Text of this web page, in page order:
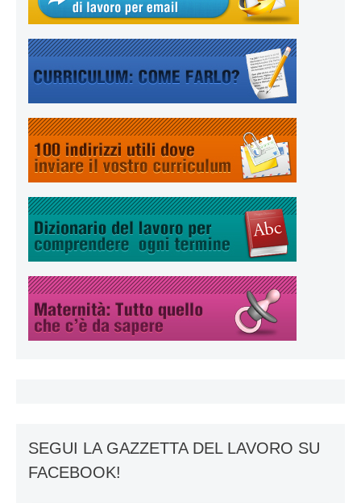
SEGUI LA GAZZETTA DEL LAVORO SU
FACEBOOK!